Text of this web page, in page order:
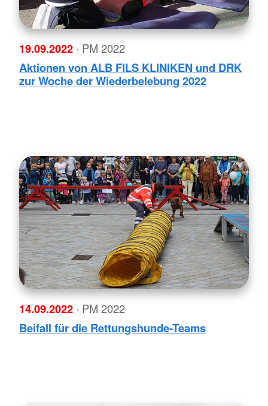
19.09.2022 · PM 2022
Aktionen von ALB FILS KLINIKEN und DRK
zur Woche der Wiederbelebung 2022
14.09.2022 · PM 2022
Beifall für die Rettungshunde-Teams